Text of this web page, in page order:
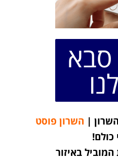
סבא
| השרון פוסט
כולם!
באיזור